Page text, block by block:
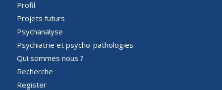
Profil
Projets futurs
Psychanalyse
Psychiatrie et psycho-pathologies
Qui sommes nous ?
Recherche
Register